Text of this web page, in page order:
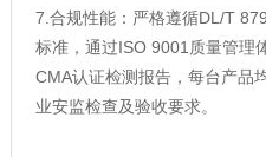
7.合规性能：严格遵循DL/T
标准，通过ISO 9001质量管理
CMA认证检测报告，每台产品
业安监检查及验收要求。